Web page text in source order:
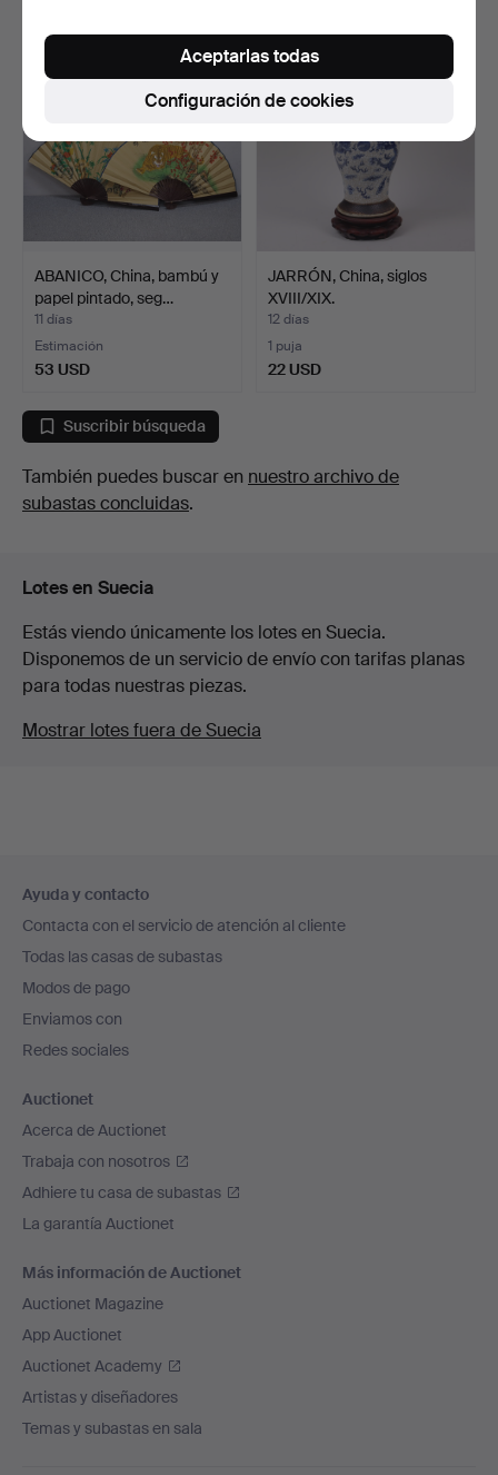
ABANICO, China, bambú y
papel pintado, seg…
11 días
Estimación
53 USD
JARRÓN, China, siglos
XVIII/XIX.
12 días
1 puja
22 USD
Suscribir búsqueda
También puedes buscar en nuestro archivo de
subastas concluidas.
Lotes en Suecia
Estás viendo únicamente los lotes en Suecia.
Disponemos de un servicio de envío con tarifas planas
para todas nuestras piezas.
Mostrar lotes fuera de Suecia
en
el
pie
de
página
Ayuda y contacto
Contacta con el servicio de atención al cliente
Todas las casas de subastas
Modos de pago
Enviamos con
Redes sociales
Auctionet
Acerca de Auctionet
Trabaja con nosotros
Adhiere tu casa de subastas
La garantía Auctionet
Más información de Auctionet
Auctionet Magazine
App Auctionet
Auctionet Academy
Artistas y diseñadores
Temas y subastas en sala
Configuración de cookies
Aceptarlas todas